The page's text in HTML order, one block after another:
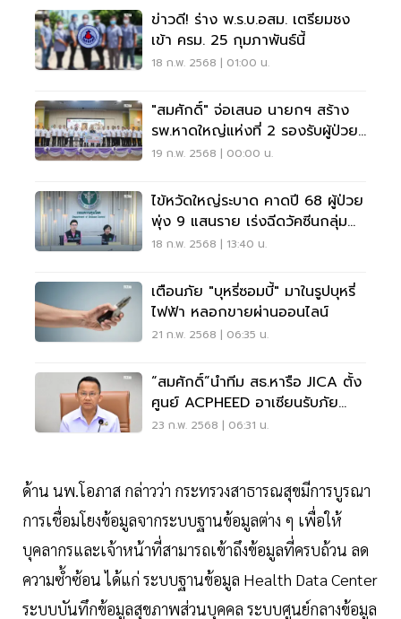
ข่าวดี! ร่าง พ.ร.บ.อสม. เตรียมชง
เข้า ครม. 25 กุมภาพันธ์นี้
18 ก.พ. 2568 | 01:00 น.
"สมศักดิ์" จ่อเสนอ นายกฯ สร้าง
รพ.หาดใหญ่แห่งที่ 2 รองรับผู้ป่วย
ทะลัก
19 ก.พ. 2568 | 00:00 น.
ไข้หวัดใหญ่ระบาด คาดปี 68 ผู้ป่วย
พุ่ง 9 แสนราย เร่งฉีดวัคซีนกลุ่ม
เสี่ยง
18 ก.พ. 2568 | 13:40 น.
เตือนภัย "บุหรี่ซอมบี้" มาในรูปบุหรี่
ไฟฟ้า หลอกขายผ่านออนไลน์
21 ก.พ. 2568 | 06:35 น.
“สมศักดิ์”นำทีม สธ.หารือ JICA ตั้ง
ศูนย์ ACPHEED อาเซียนรับภัย
พิบัติอนาคต
23 ก.พ. 2568 | 06:31 น.
ด้าน นพ.โอภาส กล่าวว่า กระทรวงสาธารณสุขมีการบูรณา
การเชื่อมโยงข้อมูลจากระบบฐานข้อมูลต่าง ๆ เพื่อให้
บุคลากรและเจ้าหน้าที่สามารถเข้าถึงข้อมูลที่ครบถ้วน ลด
ความซ้ำซ้อน ได้แก่ ระบบฐานข้อมูล Health Data Center
ระบบบันทึกข้อมูลสุขภาพส่วนบุคคล ระบบศูนย์กลางข้อมูล